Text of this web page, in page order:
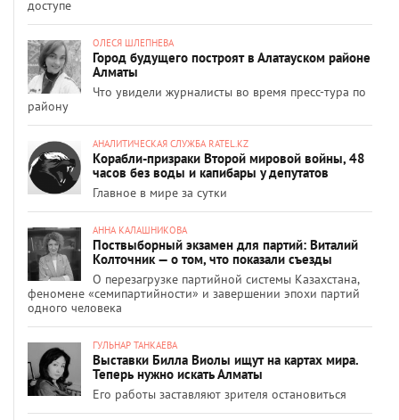
доступе
ОЛЕСЯ ШЛЕПНЕВА
Город будущего построят в Алатауском районе
Алматы
Что увидели журналисты во время пресс-тура по
району
АНАЛИТИЧЕСКАЯ СЛУЖБА RATEL.KZ
Корабли-призраки Второй мировой войны, 48
часов без воды и капибары у депутатов
Главное в мире за сутки
АННА КАЛАШНИКОВА
Поствыборный экзамен для партий: Виталий
Колточник — о том, что показали съезды
О перезагрузке партийной системы Казахстана,
феномене «семипартийности» и завершении эпохи партий
одного человека
ГУЛЬНАР ТАНКАЕВА
Выставки Билла Виолы ищут на картах мира.
Теперь нужно искать Алматы
Его работы заставляют зрителя остановиться